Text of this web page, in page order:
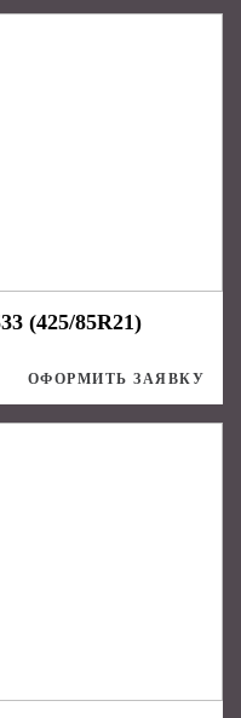
(425/85R21)
ОФОРМИТЬ ЗАЯВКУ